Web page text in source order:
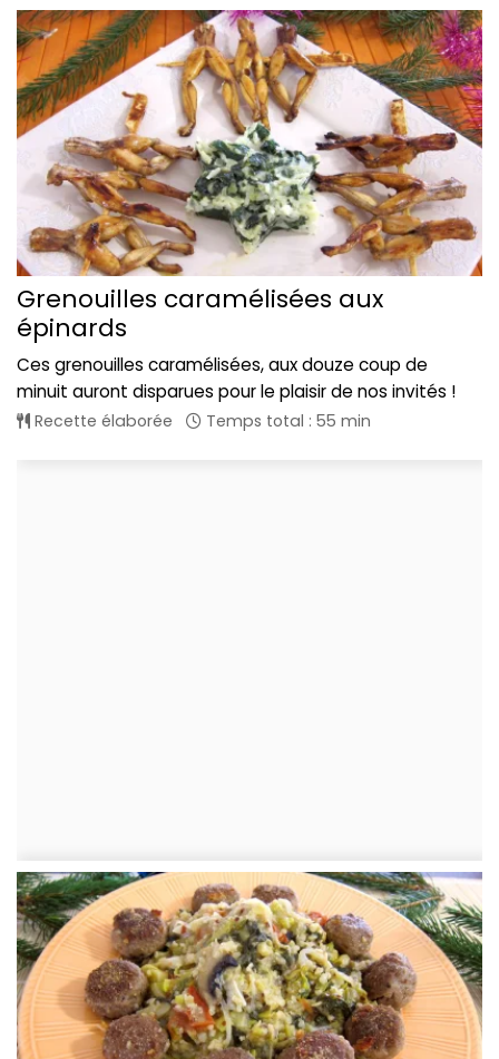
Grenouilles caramélisées aux
épinards
Ces grenouilles caramélisées, aux douze coup de
minuit auront disparues pour le plaisir de nos invités !
Recette élaborée Temps total : 55 min